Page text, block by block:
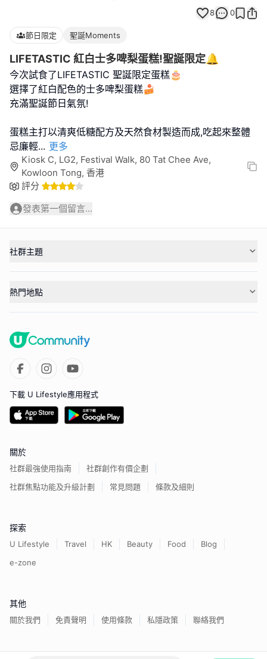
8 0
節日限定 聖誕Moments
LIFETASTIC 紅白士多啤梨蛋糕!聖誕限定🔔
今次試食了LIFETASTIC 聖誕限定蛋糕🎂
選擇了紅白配色的士多啤梨蛋糕🍰
充滿聖誕節日氣氛!
蛋糕主打以清爽低糖配方及天然食材製造而成,吃起來整體
忌廉輕... 更多
Kiosk C, LG2, Festival Walk, 80 Tat Chee Ave,
Kowloon Tong, 香港
評分
發表第一個留言...
社群主題
熱門地點
下載 U Lifestyle應用程式
關於
社群最強使用指南
社群創作有價企劃
社群焦點功能及升級計劃
常見問題 條款及細則
探索
U Lifestyle Travel HK Beauty Food
Blog
e-zone
其他
關於我們 免責聲明 使用條款 私隱政策 聯絡我們